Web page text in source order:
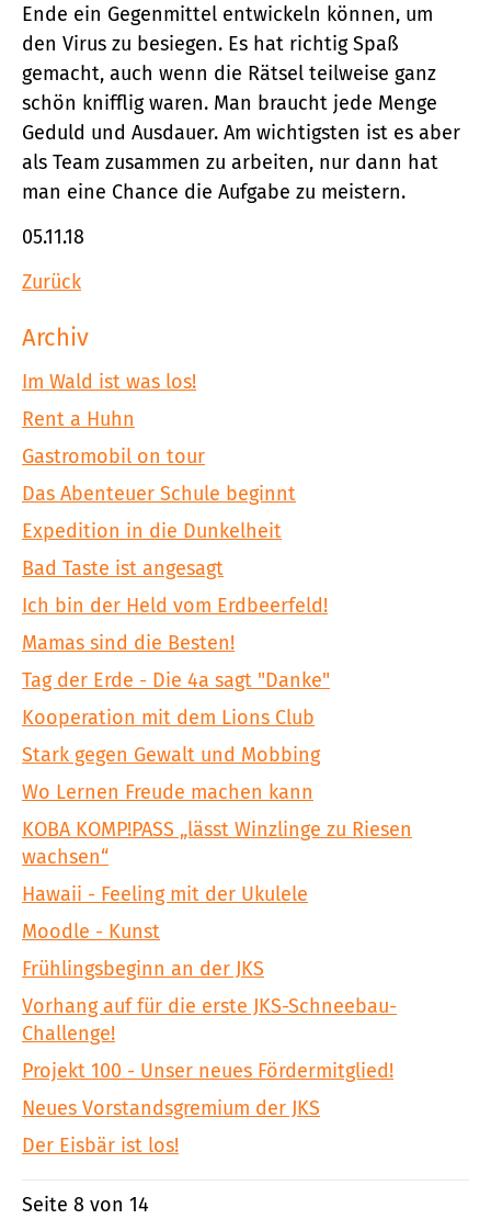
Ende ein Gegenmittel entwickeln können, um
den Virus zu besiegen. Es hat richtig Spaß
gemacht, auch wenn die Rätsel teilweise ganz
schön knifflig waren. Man braucht jede Menge
Geduld und Ausdauer. Am wichtigsten ist es aber
als Team zusammen zu arbeiten, nur dann hat
man eine Chance die Aufgabe zu meistern.
05.11.18
Zurück
Archiv
Im Wald ist was los!
Rent a Huhn
Gastromobil on tour
Das Abenteuer Schule beginnt
Expedition in die Dunkelheit
Bad Taste ist angesagt
Ich bin der Held vom Erdbeerfeld!
Mamas sind die Besten!
Tag der Erde - Die 4a sagt "Danke"
Kooperation mit dem Lions Club
Stark gegen Gewalt und Mobbing
Wo Lernen Freude machen kann
KOBA KOMP!PASS „lässt Winzlinge zu Riesen
wachsen“
Hawaii - Feeling mit der Ukulele
Moodle - Kunst
Frühlingsbeginn an der JKS
Vorhang auf für die erste JKS-Schneebau-
Challenge!
Projekt 100 - Unser neues Fördermitglied!
Neues Vorstandsgremium der JKS
Der Eisbär ist los!
Seite 8 von 14